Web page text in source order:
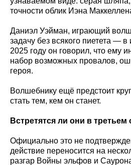
точности облик Иэна
Даниэл Уэйман, играющий
задачу без всякого пиетета —
2025 году он говорил, что ему
набор возможных провалов,
героя.
Волшебнику ещё предстоит
стать тем, кем он станет.
Встретятся ли они в третьем
Официально это не
действие переносится на
разгар Войны эльфов и